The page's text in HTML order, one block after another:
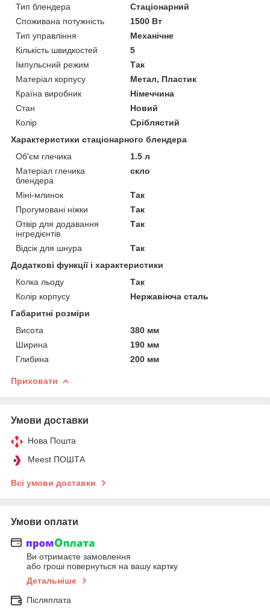
Тип блендера
Стаціонарний
Споживана потужність
1500 Вт
Тип управління
Механічне
Кількість швидкостей
5
Імпульсний режим
Так
Матеріал корпусу
Метал, Пластик
Країна виробник
Німеччина
Стан
Новий
Колір
Сріблястий
Характеристики стаціонарного блендера
Об'єм глечика
1.5 л
Матеріал глечика
блендера
скло
Міні-млинок
Так
Прогумовані ніжки
Так
Отвір для додавання
інгредієнтів
Так
Відсік для шнура
Так
Додаткові функції і характеристики
Колка льоду
Так
Колір корпусу
Нержавіюча сталь
Габаритні розміри
Висота
380 мм
Ширина
190 мм
Глибина
200 мм
Приховати
Умови доставки
Нова Пошта
Meest ПОШТА
Всі умови доставки
Умови оплати
Ви отримаєте замовлення
або гроші повернуться на вашу картку
Детальніше
Післяплата